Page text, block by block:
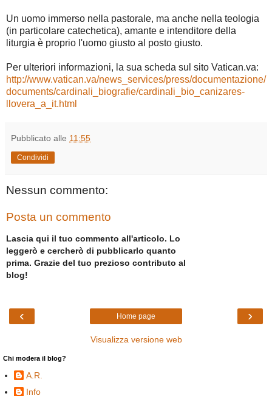
Un uomo immerso nella pastorale, ma anche nella teologia
(in particolare catechetica), amante e intenditore della
liturgia è proprio l'uomo giusto al posto giusto.
Per ulteriori informazioni, la sua scheda sul sito Vatican.va:
http://www.vatican.va/news_services/press/documentazione/
documents/cardinali_biografie/cardinali_bio_canizares-
llovera_a_it.html
Pubblicato alle 11:55
Condividi
Nessun commento:
Posta un commento
Lascia qui il tuo commento all'articolo. Lo
leggerò e cercherò di pubblicarlo quanto
prima. Grazie del tuo prezioso contributo al
blog!
‹ ›
Home page
Visualizza versione web
Chi modera il blog?
A.R.
Info